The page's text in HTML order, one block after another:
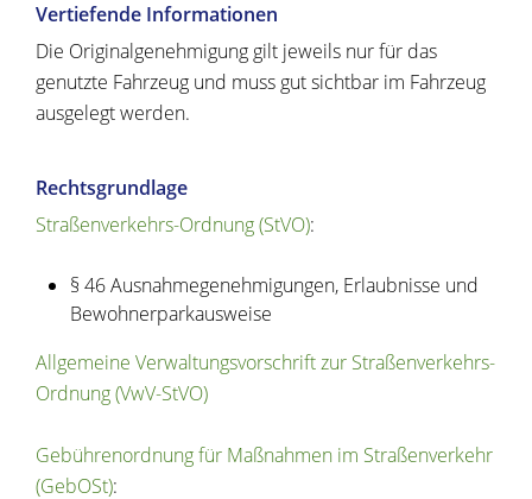
Vertiefende Informationen
Die Originalgenehmigung gilt jeweils nur für das
genutzte Fahrzeug und muss gut sichtbar im Fahrzeug
ausgelegt werden.
Rechtsgrundlage
Straßenverkehrs-Ordnung (StVO):
§ 46 Ausnahmegenehmigungen, Erlaubnisse und
Bewohnerparkausweise
Allgemeine Verwaltungsvorschrift zur Straßenverkehrs-
Ordnung (VwV-StVO)
Gebührenordnung für Maßnahmen im Straßenverkehr
(GebOSt):